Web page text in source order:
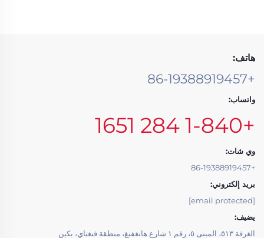
هاتف:
+86-19388919457
واتساب:
+1-840 284 1651
وي شات:
+86-19388919457
بريد إلكتروني:
يضيف:
الغرفة ٥١٣، المبنى ٥، رقم ١ شارع هانغفنغ، منطقة فنغتاي، بكين